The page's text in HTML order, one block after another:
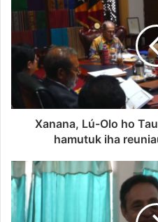
Xanana, Lú-Olo ho
hamutuk iha